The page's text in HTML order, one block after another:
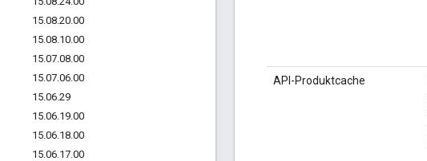
15.08.20.00
15.08.10.00
15.07.08.00
15.07.06.00
15.06.29
15.06.19.00
15.06.18.00
15.06.17.00
API-Produktcache